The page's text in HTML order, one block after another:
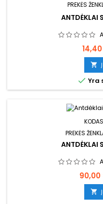
PREKĖS
ANTDĖKLAI
Kaina

 Yra
PREKĖS
ANTDĖKLAI
Kaina
90,00
